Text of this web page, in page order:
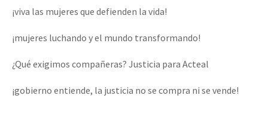
¡viva las mujeres que defienden la vida!
¡mujeres luchando y el mundo transformando!
¿Qué exigimos compañeras? Justicia para Acteal
¡gobierno entiende, la justicia no se compra ni se vende!